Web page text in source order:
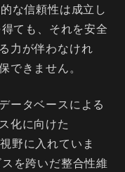
な信頼性は成立し
ても、それを安全
力が伴わなけれ
できません。
ータベースによる
化に向けた
野に入れていま
を跨いだ整合性維